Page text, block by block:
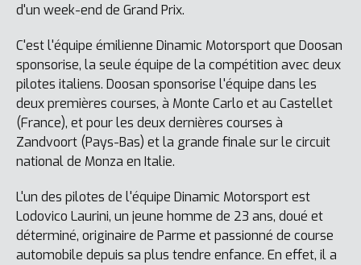
d'un week-end de Grand Prix.
C'est l'équipe émilienne Dinamic Motorsport que Doosan
sponsorise, la seule équipe de la compétition avec deux
pilotes italiens. Doosan sponsorise l'équipe dans les
deux premières courses, à Monte Carlo et au Castellet
(France), et pour les deux dernières courses à
Zandvoort (Pays-Bas) et la grande finale sur le circuit
national de Monza en Italie.
L'un des pilotes de l'équipe Dinamic Motorsport est
Lodovico Laurini, un jeune homme de 23 ans, doué et
déterminé, originaire de Parme et passionné de course
automobile depuis sa plus tendre enfance. En effet, il a